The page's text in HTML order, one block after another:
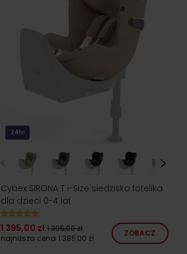
24h!
Cybex SIRONA T i-Size siedzisko fotelika
dla dzieci 0-4 lat
1 395,00 zł 1 395,00 zł
najniższa cena 1 385,00 zł
ZOBACZ